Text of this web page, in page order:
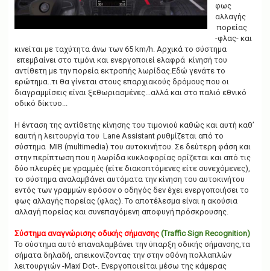
φως
αλλαγής
πορείας
-φλας- και
κινείται με ταχύτητα άνω των 65 km/h. Αρχικά το σύστημα
επεμβαίνει στο τιμόνι και ενεργοποιεί ελαφρά κίνησή του
αντίθετη με την πορεία εκτροπής λωρίδας.Εδώ γενάτε το
ερώτημα..τι θα γίνεται στους επαρχιακούς δρόμους που οι
διαγραμμίσεις είναι ξεθωριασμένες...αλλά και στο παλιό εθνικό
οδικό δίκτυο...
Η ένταση της αντίθετης κίνησης του τιμονιού καθώς και αυτή καθ’
εαυτή η λειτουργία του Lane Assistant ρυθμίζεται από το
σύστημα MIB (multimedia) του αυτοκινήτου. Σε δεύτερη φάση και
στην περίπτωση που η λωρίδα κυκλοφορίας ορίζεται και από τις
δύο πλευρές με γραμμές (είτε διακοπτόμενες είτε συνεχόμενες),
το σύστημα αναλαμβάνει αυτόματα την κίνηση του αυτοκινήτου
εντός των γραμμών εφόσον ο οδηγός δεν έχει ενεργοποιήσει το
φως αλλαγής πορείας (φλας). Το αποτέλεσμα είναι η ακούσια
αλλαγή πορείας και συνεπαγόμενη αποφυγή πρόσκρουσης.
Σύστημα αναγνώρισης οδικής σήμανσης (Traffic Sign Recognition)
Το σύστημα αυτό επαναλαμβάνει την ύπαρξη οδικής σήμανσης,τα
σήματα δηλαδή, απεικονίζοντας την στην οθόνη πολλαπλών
λειτουργιών -Maxi Dot-. Ενεργοποιείται μέσω της κάμερας